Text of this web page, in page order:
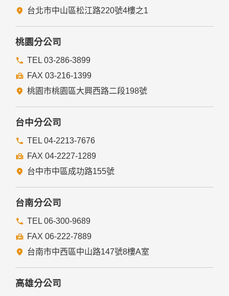
五、與第三人共用個人資料之政策
本網站絕不會提供、交換、出租或出售任何您的個人資料給其
他個人、團體、私人企業或公務機關，但有法律依據或合約義
務者，不在此限。
前項但書之情形包括不限於：
經由您書面同意。
法律明文規定。
與公務機關或學術研究機構合作，基於公共利益為統計或學術
研究而有必要，且資料經過提供者處理或蒐集者依其揭露方式
無從識別特定之當事人。
當您在網站的行為，違反服務條款或可能損害或妨礙網站與其
揭露您的個人資料是為了辨識、聯絡或採取法律行動所必要
者。
本網站委託廠商協助蒐集、處理或利用您的個人資料時，將對
委外廠商或個人善盡監督管理之責。
六、Cookie之使用
為了提供您最佳的服務，本網站會在您的電腦中放置並取用我
們的Cookie，若您不願接受Cookie的寫入，您可在您使用的
瀏覽器功能項中設定隱私權等級為高，即可拒絕Cookie的寫
七、隱私權保護政策之修正
台北市中山區松江路220號4樓之1
桃園分公司
TEL 03-286-3899
FAX 03-216-1399
桃園市桃園區大興西路二段198號
台中分公司
TEL 04-2213-7676
FAX 04-2227-1289
台中市中區成功路155號
台南分公司
TEL 06-300-9689
FAX 06-222-7889
台南市中西區中山路147號8樓A室
高雄分公司